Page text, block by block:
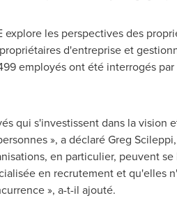
les perspectives des
d'entreprise et
employés ont été interrogés
qui s'investissent dans la
», a déclaré Greg
en particulier, peuvent
en recrutement et qu'elles
», a-t-il ajouté.